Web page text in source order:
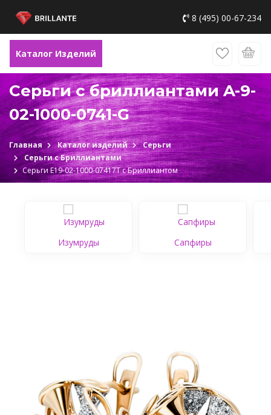
8 (495) 00-67-234
Каталог Изделий
Серьги с бриллиантами A-9-
02-1000-0741-G
Главная Каталог изделий
Серьги
Серьги с Бриллиантами
Серьги Е19-02-1000-07417Т c Бриллиантом
Изумруды Сапфиры